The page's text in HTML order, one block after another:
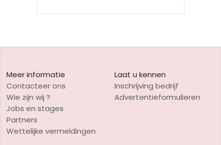
Meer informatie
Contacteer ons
Wie zijn wij ?
Jobs en stages
Partners
Wettelijke vermeldingen
Laat u kennen
Inschrijving bedrijf
Advertentieformulieren